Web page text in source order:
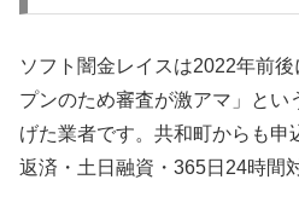
ソフト闇金レイスは2022年前
プンのため審査が激アマ」とい
げた業者です。共和町からも申
返済・土日融資・365日24時間